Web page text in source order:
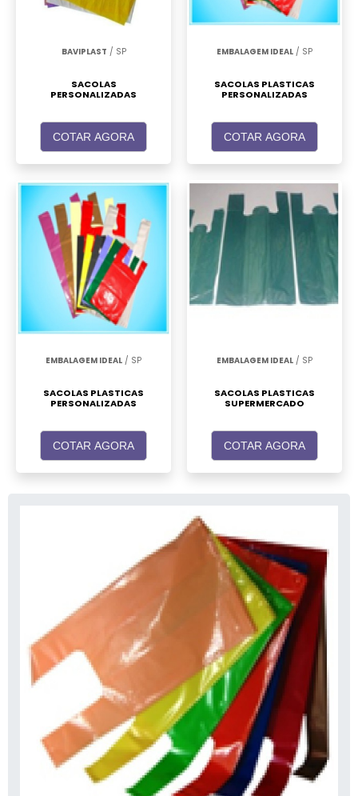
BAVIPLAST / SP
SACOLAS
PERSONALIZADAS
COTAR AGORA
EMBALAGEM IDEAL / SP
SACOLAS PLASTICAS
PERSONALIZADAS
COTAR AGORA
EMBALAGEM IDEAL / SP
SACOLAS PLASTICAS
PERSONALIZADAS
COTAR AGORA
EMBALAGEM IDEAL / SP
SACOLAS PLASTICAS
SUPERMERCADO
COTAR AGORA